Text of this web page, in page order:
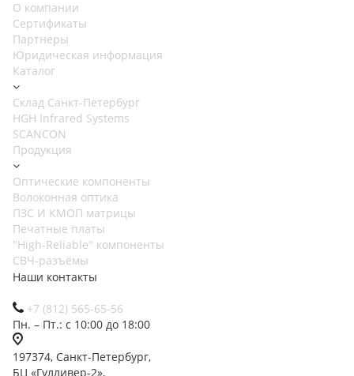
О компании
Сертификаты
Партнеры
Юридическая информация
Каталог
Cклад Санкт-Петербург
HGH Infrared Systems
SCANCON
Продукция
Оптические компоненты
Волоконная оптика
ПЗС И КМОП матрицы
Печатные платы
"High-Reliable" компоненты
СВЧ-разъёмы
Наши контакты
+7 (812) 565-65-56
Пн. – Пт.: с 10:00 до 18:00
197374, Санкт-Петербург,
БЦ «Гулливер-2»,